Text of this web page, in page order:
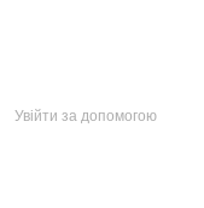
Увійти за допомогою